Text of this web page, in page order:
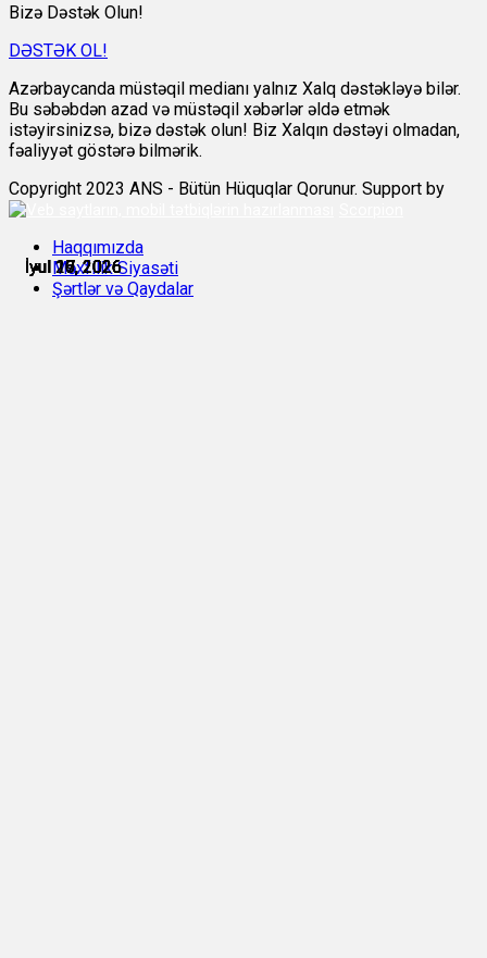
İyul 16, 2026
İyul 16, 2026
İyul 17, 2026
İyul 17, 2026
İyul 19, 2026
İyul 20, 2026
Bizə Dəstək Olun!
DƏSTƏK OL!
Azərbaycanda müstəqil medianı yalnız Xalq dəstəkləyə bilər.
Bu səbəbdən azad və müstəqil xəbərlər əldə etmək
istəyirsinizsə, bizə dəstək olun! Biz Xalqın dəstəyi olmadan,
fəaliyyət göstərə bilmərik.
Copyright 2023 ANS - Bütün Hüquqlar Qorunur. Support by
Haqqımızda
Məxfilik Siyasəti
Şərtlər və Qaydalar